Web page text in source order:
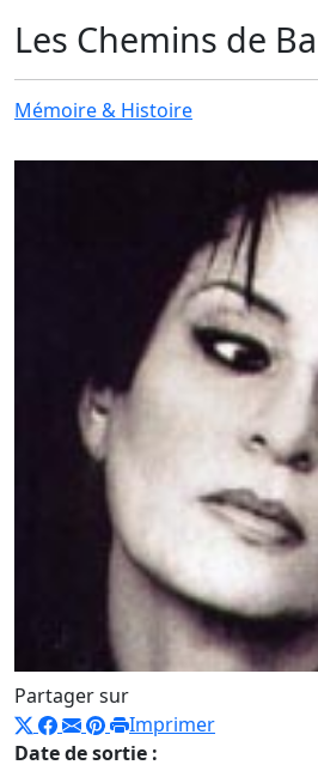
Les Chemins de
Mémoire & Histoire
Partager sur
Imprimer
Date de sortie :